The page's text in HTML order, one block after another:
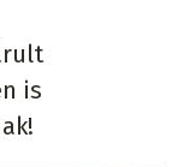
is